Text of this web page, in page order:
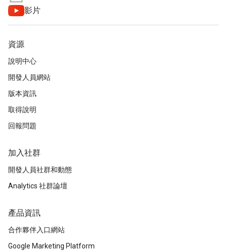
影片
資源
說明中心
開發人員網站
版本資訊
取得說明
回報問題
加入社群
開發人員社群和動態
Analytics 社群論壇
產品資訊
合作夥伴入口網站
Google Marketing Platform